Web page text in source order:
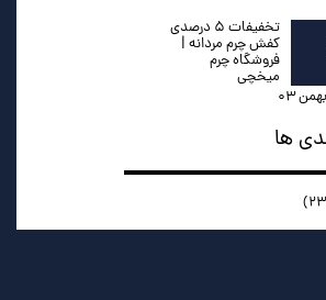
تخفیفات ۵ درصدی
کفش چرم مردانه |
فروشگاه چرم
میخچی
ها